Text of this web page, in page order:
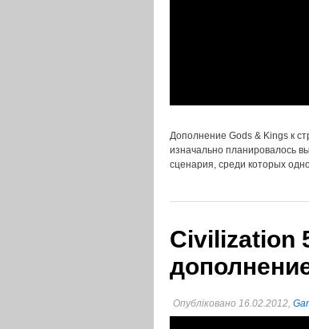
Дополнение Gods & Kings к
изначально планировалось
сценария, среди которых
Civilization
Опубліковано 16.02.2012,